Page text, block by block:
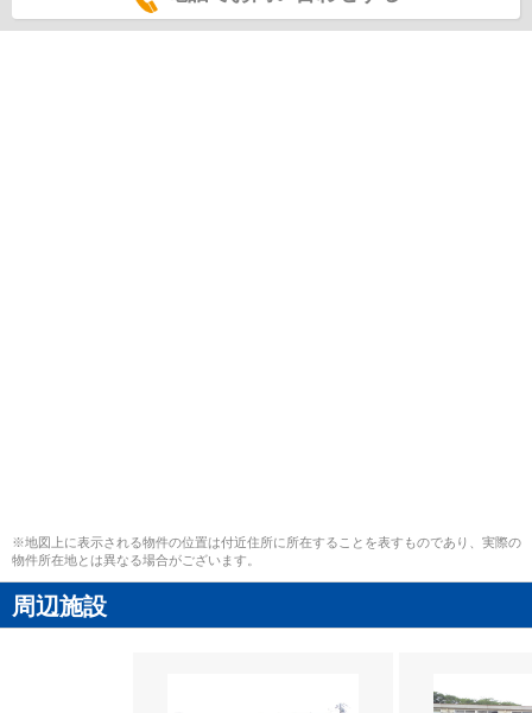
※地図上に表示される物件の位置は付近住所に所在することを表すものであり、実際の
物件所在地とは異なる場合がございます。
周辺施設